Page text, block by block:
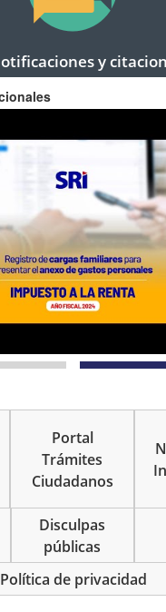
y
Portal
Trámites
Ciudadanos
Disculpas
públicas
Política de privacidad